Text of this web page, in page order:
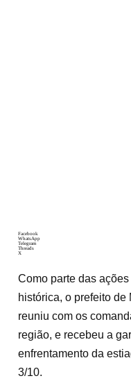
Facebook
WhatsApp
Telegram
Threads
X
Como parte das
histórica, o prefeito
reuniu com os
região, e recebeu a
enfrentamento da
3/10.